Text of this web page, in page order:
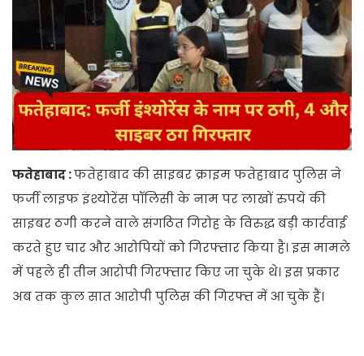
फतेहाबाद :फतेहाबाद की साइबर क्राइम फतेहाबाद पुलिस ने
फर्जी लाइफ इंश्योरेंस पॉलिसी के नाम पर लाखों रुपये की
साइबर ठगी करने वाले संगठित गिरोह के विरुद्ध बड़ी कार्रवाई
करते हुए चार और आरोपियों को गिरफ्तार किया है। इस मामले
में पहले ही तीन आरोपी गिरफ्तार किए जा चुके थे। इस प्रकार
अब तक कुल सात आरोपी पुलिस की गिरफ्त में आ चुके हैं।